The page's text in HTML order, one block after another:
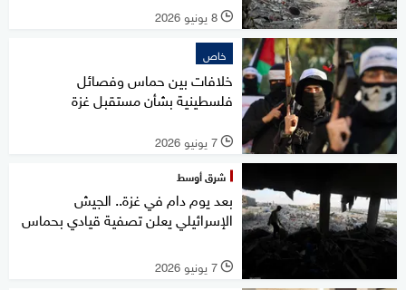
l 8 يونيو 2026
خاص
خلافات بين حماس وفصائل
فلسطينية بشأن مستقبل غزة
l 7 يونيو 2026
شرق أوسط
بعد يوم دام في غزة.. الجيش
الإسرائيلي يعلن تصفية قيادي بحماس
l 7 يونيو 2026